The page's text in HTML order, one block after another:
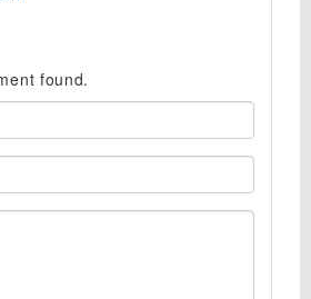
found.